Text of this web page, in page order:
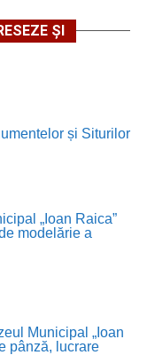
ȘI
și Siturilor
„Ioan Raica”
modelărie a
Municipal „Ioan
pânză, lucrare